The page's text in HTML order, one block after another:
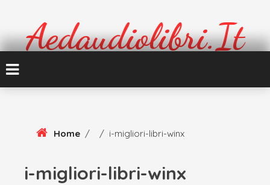
Aedaudiolibri.it
Home / / i-migliori-libri-winx
i-migliori-libri-winx